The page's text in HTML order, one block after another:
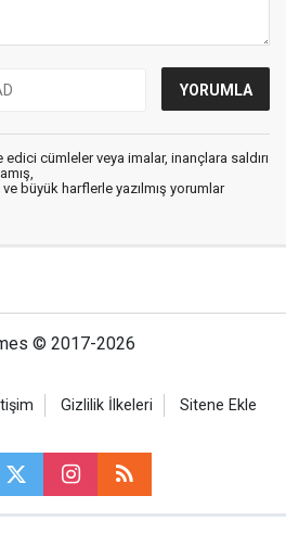
cümleler veya imalar, inançlara saldırı
büyük harflerle yazılmış yorumlar
© 2017-2026
Gizlilik İlkeleri Sitene Ekle